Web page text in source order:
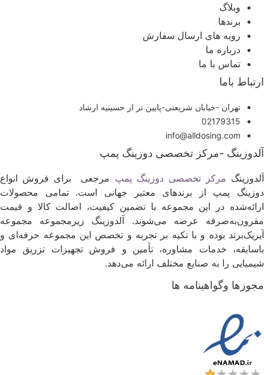
وبلاگ
برندها
رویه های ارسال سفارش
درباره ما
تماس با ما
ارتباط باما
تهران -خیابان شریعتی-پایین تر از حسینیه ارشاد
02179315
info@alldosing.com
آلدوزینگ -مرکز تخصصی دوزینگ پمپ
مرکز تخصصی دوزینگ پمپ مرجعی برای فروش انواع
دوزینگ پمپ از برندهای معتبر جهانی است. تمامی محصولات
ارائه‌شده در این مجموعه با تضمین کیفیت، اصالت کالا و قیمت
مقرون‌به‌صرفه عرضه می‌شوند. آلدوزینگ زیرمجموعه مجموعه
آیریک‌برند بوده و با تکیه بر تجربه و تخصص این مجموعه حرفه‌ای و
باسابقه، خدمات مشاوره، تأمین و فروش تجهیزات تزریق مواد
شیمیایی را به صنایع مختلف ارائه می‌دهد.
مجوزها وگواهینامه ها